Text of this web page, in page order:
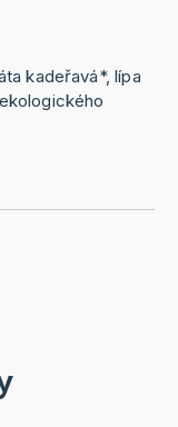
kadeřavá*, lípa